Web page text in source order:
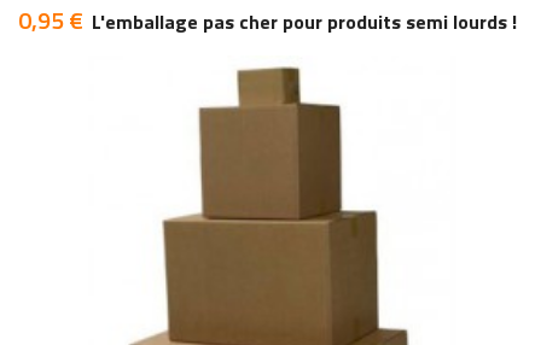
0,95 € Prix
L'emballage pas cher pour produits semi lourds !